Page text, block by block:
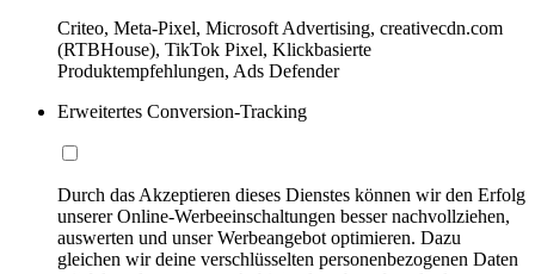
Criteo, Meta-Pixel, Microsoft Advertising, creativecdn.com
(RTBHouse), TikTok Pixel, Klickbasierte
Produktempfehlungen, Ads Defender
Erweitertes Conversion-Tracking
Durch das Akzeptieren dieses Dienstes können wir den Erfolg
unserer Online-Werbeeinschaltungen besser nachvollziehen,
auswerten und unser Werbeangebot optimieren. Dazu
gleichen wir deine verschlüsselten personenbezogenen Daten